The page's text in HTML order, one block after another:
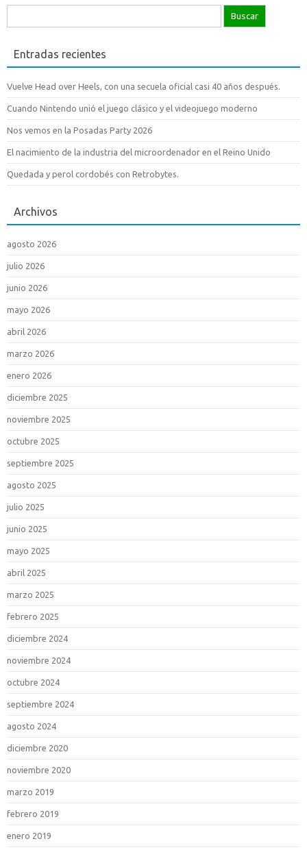
Entradas recientes
Vuelve Head over Heels, con una secuela oficial casi 40 años después.
Cuando Nintendo unió el juego clásico y el videojuego moderno
Nos vemos en la Posadas Party 2026
El nacimiento de la industria del microordenador en el Reino Unido
Quedada y perol cordobés con Retrobytes.
Archivos
agosto 2026
julio 2026
junio 2026
mayo 2026
abril 2026
marzo 2026
enero 2026
diciembre 2025
noviembre 2025
octubre 2025
septiembre 2025
agosto 2025
julio 2025
junio 2025
mayo 2025
abril 2025
marzo 2025
febrero 2025
diciembre 2024
noviembre 2024
octubre 2024
septiembre 2024
agosto 2024
diciembre 2020
noviembre 2020
marzo 2019
febrero 2019
enero 2019